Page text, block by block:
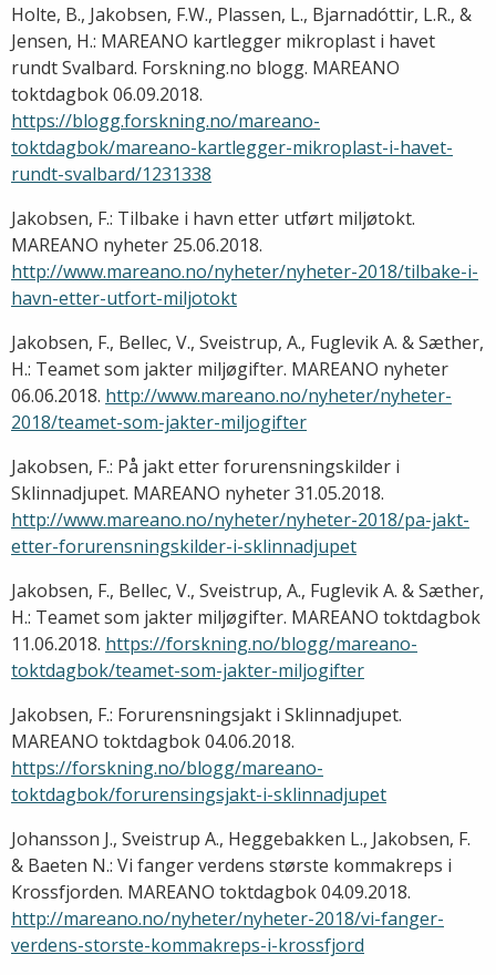
Holte, B., Jakobsen, F.W., Plassen, L., Bjarnadóttir, L.R., &
Jensen, H.: MAREANO kartlegger mikroplast i havet
rundt Svalbard. Forskning.no blogg. MAREANO
toktdagbok 06.09.2018.
https://blogg.forskning.no/mareano-
toktdagbok/mareano-kartlegger-mikroplast-i-havet-
rundt-svalbard/1231338
Jakobsen, F.: Tilbake i havn etter utført miljøtokt.
MAREANO nyheter 25.06.2018.
http://www.mareano.no/nyheter/nyheter-2018/tilbake-i-
havn-etter-utfort-miljotokt
Jakobsen, F., Bellec, V., Sveistrup, A., Fuglevik A. & Sæther,
H.: Teamet som jakter miljøgifter. MAREANO nyheter
06.06.2018. http://www.mareano.no/nyheter/nyheter-
2018/teamet-som-jakter-miljogifter
Jakobsen, F.: På jakt etter forurensningskilder i
Sklinnadjupet. MAREANO nyheter 31.05.2018.
http://www.mareano.no/nyheter/nyheter-2018/pa-jakt-
etter-forurensningskilder-i-sklinnadjupet
Jakobsen, F., Bellec, V., Sveistrup, A., Fuglevik A. & Sæther,
H.: Teamet som jakter miljøgifter. MAREANO toktdagbok
11.06.2018. https://forskning.no/blogg/mareano-
toktdagbok/teamet-som-jakter-miljogifter
Jakobsen, F.: Forurensningsjakt i Sklinnadjupet.
MAREANO toktdagbok 04.06.2018.
https://forskning.no/blogg/mareano-
toktdagbok/forurensingsjakt-i-sklinnadjupet
Johansson J., Sveistrup A., Heggebakken L., Jakobsen, F.
& Baeten N.: Vi fanger verdens største kommakreps i
Krossfjorden. MAREANO toktdagbok 04.09.2018.
http://mareano.no/nyheter/nyheter-2018/vi-fanger-
verdens-storste-kommakreps-i-krossfjord